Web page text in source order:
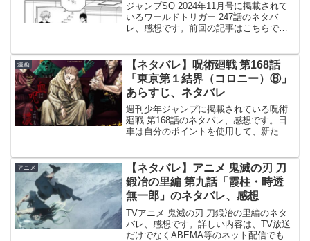
ジャンプSQ 2024年11月号に掲載されて
いるワールドトリガー 247話のネタバ
レ、感想です。前回の記事はこちらで
法を一つ教えます。若村の問題の根幹は
香取が強すぎたこ...
漫画
【ネタバレ】呪術廻戦 第168話
「東京第１結界（コロニー）⑧」
あらすじ、ネタバレ
週刊少年ジャンプに掲載されている呪術
廻戦 第168話のネタバレ、感想です。日
車は自分のポイントを使用して、新たな
ィ一派と戦闘へ週刊少年ジャンプ 2022年
2号 では、...
アニメ
【ネタバレ】アニメ 鬼滅の刃 刀
鍛冶の里編 第九話「霞柱・時透
無一郎」のネタバレ、感想
TVアニメ 鬼滅の刃 刀鍛冶の里編のネタ
バレ、感想です。詳しい内容は、TV放送
だけでなくABEMA等のネット配信でも視